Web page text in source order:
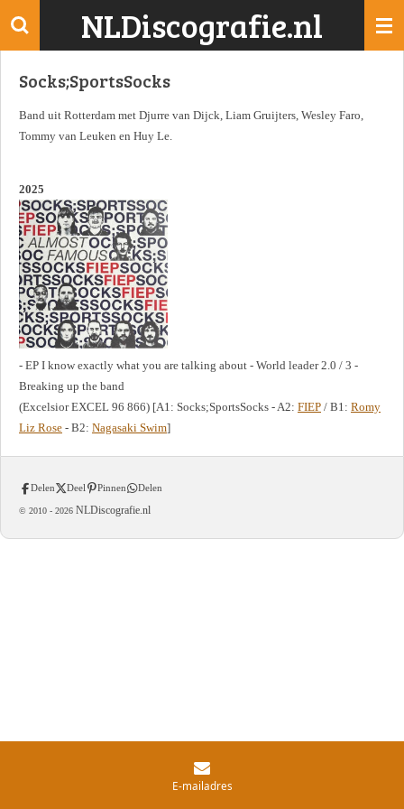
Ga
de
NLDiscografie.nl
Socks;SportsSocks
Band uit Rotterdam met Djurre van Dijck, Liam Gruijters, Wesley Faro,
Tommy van Leuken en Huy Le.
2025
- EP I know exactly what you are talking about - World leader 2.0 / 3 -
Breaking up the band
(Excelsior EXCEL 96 866) [A1: Socks;SportsSocks - A2: FIEP / B1: Romy
Liz Rose - B2: Nagasaki Swim]
Delen Deel Pinnen Delen
© 2010 - 2026 NLDiscografie.nl
E-mailadres